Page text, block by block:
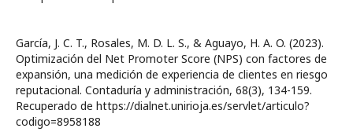
García, J. C. T., Rosales, M. D. L. S., & Aguayo, H. A. O. (2023).
Optimización del Net Promoter Score (NPS) con factores de
expansión, una medición de experiencia de clientes en riesgo
reputacional. Contaduría y administración, 68(3), 134-159.
Recuperado de https://dialnet.unirioja.es/servlet/articulo?
codigo=8958188